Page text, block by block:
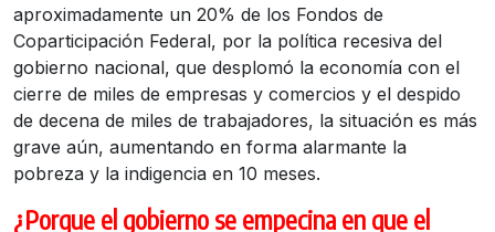
aproximadamente un 20% de los Fondos de
Coparticipación Federal, por la política recesiva del
gobierno nacional, que desplomó la economía con el
cierre de miles de empresas y comercios y el despido
de decena de miles de trabajadores, la situación es más
grave aún, aumentando en forma alarmante la
pobreza y la indigencia en 10 meses.
¿Porque el gobierno se empecina en que el